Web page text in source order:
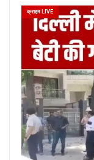
क्राइम LIVE